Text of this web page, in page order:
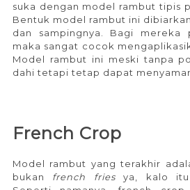
suka dengan model rambut tipis
Bentuk model rambut ini
dan sampingnya. Bagi mereka
maka sangat cocok
Model rambut ini meski tanpa
dahi tetapi tetap dapat
French Crop
Model rambut yang terakhir
bukan french friesya, kalo itu